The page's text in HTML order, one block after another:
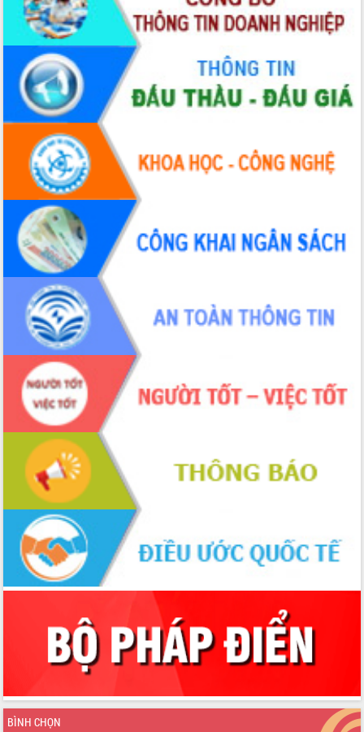
Xây dựng nông thôn mới: Nâng cao đời
sống người dân từ những mô hình thiết
Quyết liệt tháo gỡ vướng mắc, đẩy
nhanh tiến độ các dự án trọng điểm
trong Khu kinh tế Nam Phú Yên
Hòn Yến phát triển du lịch gắn với bảo
Lấy ý kiến điều chỉnh Quy hoạch tỉnh
Đắk Lắk thời kỳ 2021-2030, tầm nhìn
đến năm 2050
Phát động chiến dịch 30 ngày đêm
giải phóng mặt bằng Tuyến đường bộ
ven biển
Đắk Lắk nỗ lực thúc đẩy tăng trưởng
kinh tế từ 10% trở lên trong Quý
II/2026
Đắk Lắk ký kết thỏa thuận hợp tác về
chuyển đổi số giai đoạn 2026 – 2030
với Tập đoàn Bưu chính Viễn thông
Việt Nam
Thứ trưởng Bộ Y tế làm việc với tỉnh
Đắk Lắk về phát triển nhân lực y tế
cho trạm y tế cấp xã
Du lịch Đắk Lắk nâng tầm trải nghiệm
du khách thông qua Hệ thống cơ sở dữ
liệu và Bản đồ số
Tập huấn ứng dụng trí tuệ nhân tạo (AI)
trong thương mại điện tử năm 2026
Đoàn đại biểu Quốc hội tỉnh Đắk Lắk
trao đổi thông tin trước Kỳ họp thứ
nhất, Quốc hội khóa XVI
Quyết liệt cải cách hành chính, khơi
thông nguồn lực phát triển
tỉnh thông qua hiện đại hóa hành chính
Xã Ea Phê gắn cải cách hành chính với
chuyển đổi số
Hồ Thị Nguyên Thảo làm việc tại Trung
tâm Phục vụ hành chính công xã Ea
BÌNH CHỌN